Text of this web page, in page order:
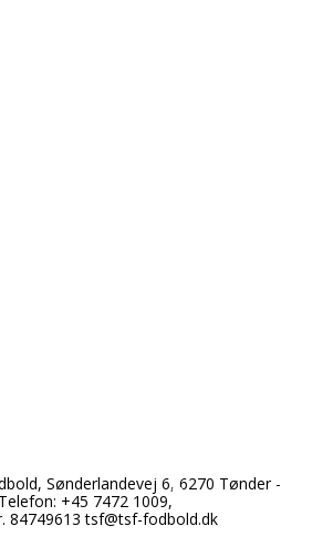
Sønderlandevej 6, 6270 Tønder -
Telefon: +45 7472 1009,
84749613tsf@tsf-fodbold.dk
*